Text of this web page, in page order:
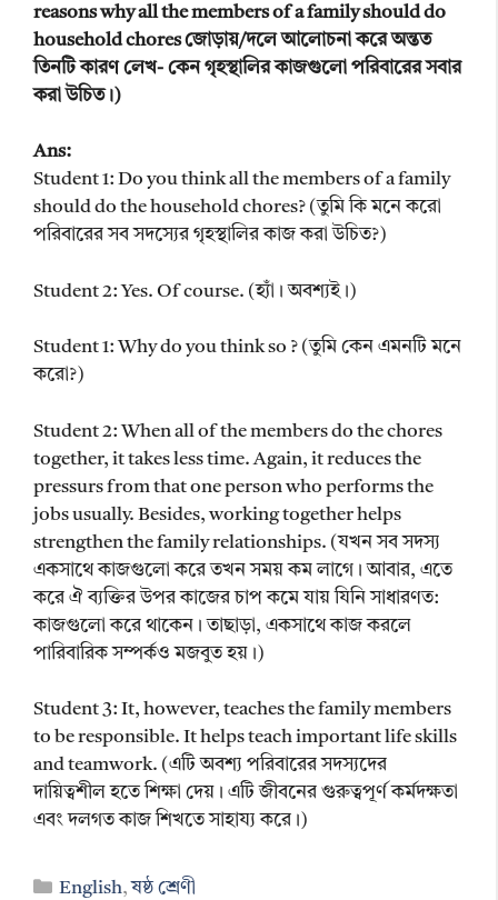
reasons why all the members of a family should do
household chores জোড়ায়/দলে আলোচনা করে অন্তত
তিনটি কারণ লেখ- কেন গৃহস্থালির কাজগুলো পরিবারের সবার
করা উচিত।)
Ans:
Student 1: Do you think all the members of a family
should do the household chores? (তুমি কি মনে করো
পরিবারের সব সদস্যের গৃহস্থালির কাজ করা উচিত?)
Student 2: Yes. Of course. (হ্যাঁ। অবশ্যই।)
Student 1: Why do you think so ? (তুমি কেন এমনটি মনে
করো?)
Student 2: When all of the members do the chores
together, it takes less time. Again, it reduces the
pressurs from that one person who performs the
jobs usually. Besides, working together helps
strengthen the family relationships. (যখন সব সদস্য
একসাথে কাজগুলো করে তখন সময় কম লাগে। আবার, এতে
করে ঐ ব্যক্তির উপর কাজের চাপ কমে যায় যিনি সাধারণত:
কাজগুলো করে থাকেন। তাছাড়া, একসাথে কাজ করলে
পারিবারিক সম্পর্কও মজবুত হয়।)
Student 3: It, however, teaches the family members
to be responsible. It helps teach important life skills
and teamwork. (এটি অবশ্য পরিবারের সদস্যদের
দায়িত্বশীল হতে শিক্ষা দেয়। এটি জীবনের গুরুত্বপূর্ণ কর্মদক্ষতা
এবং দলগত কাজ শিখতে সাহায্য করে।)
Categories
English,ষষ্ঠ শ্রেণী